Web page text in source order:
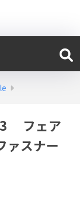
フェア
ァスナー